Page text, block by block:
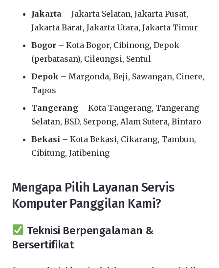
Jakarta – Jakarta Selatan, Jakarta Pusat,
Jakarta Barat, Jakarta Utara, Jakarta Timur
Bogor – Kota Bogor, Cibinong, Depok
(perbatasan), Cileungsi, Sentul
Depok – Margonda, Beji, Sawangan, Cinere,
Tapos
Tangerang – Kota Tangerang, Tangerang
Selatan, BSD, Serpong, Alam Sutera, Bintaro
Bekasi – Kota Bekasi, Cikarang, Tambun,
Cibitung, Jatibening
Mengapa Pilih Layanan Servis
Komputer Panggilan Kami?
Teknisi Berpengalaman &
Bersertifikat